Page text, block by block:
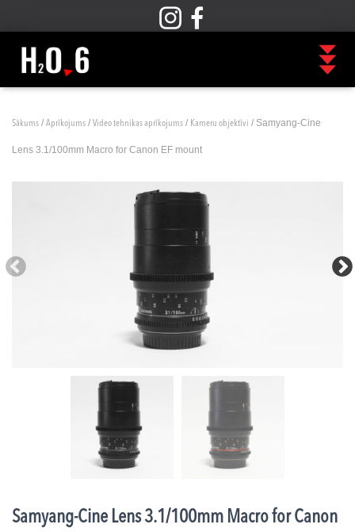
Sākums / Aprīkojums / Video tehnikas aprīkojums / Kameru objektīvi / Samyang-Cine
Lens 3.1/100mm Macro for Canon EF mount
Samyang-Cine Lens 3.1/100mm Macro for Canon